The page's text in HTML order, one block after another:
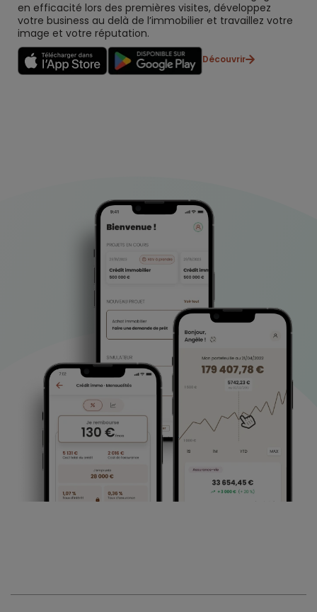
en efficacité lors des premières visites, développez
votre business au delà de l’immobilier et travaillez votre
image et votre réputation.
Découvrir